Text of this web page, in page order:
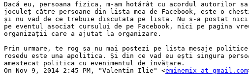
Dacă eu, persoana fizica, m-am hotărât cu acordul autorilor
joculeț către persoane din lista mea de Facebook, este o
și nu vad de ce trebuie discutata pe lista. Nu s-a postat
pe eventul asociat cursului de pe Facebook, nici pe pagina
organizații care a ajutat la organizare.
Prin urmare, te rog sa nu mai postezi pe lista mesaje
rosedu este una apolitica. Și din ce vad eu ești singura
amestecat politica cu evenimentul de învățare.
On Nov 9, 2014 2:45 PM, "Valentin Ilie" <eminemix at gmail.com